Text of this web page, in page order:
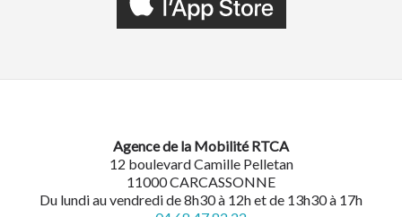
Agence de la Mobilité RTCA
12 boulevard Camille Pelletan
11000 CARCASSONNE
Du lundi au vendredi de 8h30 à 12h et de 13h30 à 17h